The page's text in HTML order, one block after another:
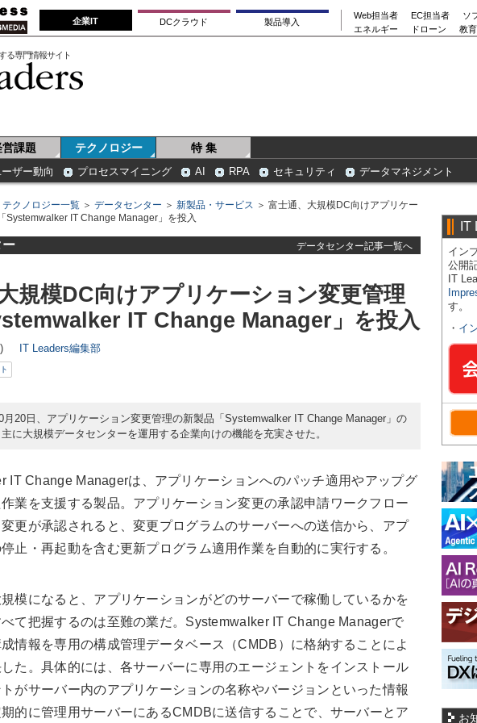
企業IT DCクラウド 製品導入
Web担当者 EC担当者
ソ
エネルギー
ドローン 教
る専門情報サイト
営課題 テクノロジー 特 集
ザー動向 プロセスマイニング AI RPA セキュリティ データマネジメント
テクノロジー一覧 ＞ データセンター ＞ 新製品・サービス ＞ 富士通、大規模DC向けアプリケー
Systemwalker IT Change Manager」を投入
ー
データセンター記事一覧へ
規模DC向けアプリケーション変更管理
IT Change Manager」を投入
IT Leaders編集部
月20日、アプリケーション変更管理の新製品「Systemwalker IT Change Manager」の
に大規模データセンターを運用する企業向けの機能を充実させた。
Change Managerは、アプリケーションへのパッチ適用やアップグ
業を支援する製品。アプリケーション変更の承認申請ワークフロー
更が承認されると、変更プログラムのサーバーへの送信から、アプ
止・再起動を含む更新プログラム適用作業を自動的に実行する。
模になると、アプリケーションがどのサーバーで稼働しているかを
て把握するのは至難の業だ。Systemwalker IT Change Managerで
情報を専用の構成管理データベース（CMDB）に格納することによ
た。具体的には、各サーバーに専用のエージェントをインストール
がサーバー内のアプリケーションの名称やバージョンといった情報
的に管理用サーバーにあるCMDBに送信することで、サーバーとア
IT
イン
公開
IT
す。
・ イ
お